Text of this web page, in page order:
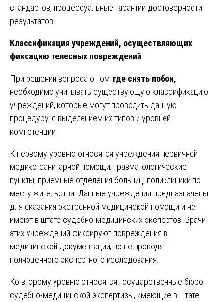
стандартов, процессуальные гарантии достоверности
результатов.
Классификация учреждений, осуществляющих
фиксацию телесных повреждений
При решении вопроса о том, где снять побои,
необходимо учитывать существующую классификацию
учреждений, которые могут проводить данную
процедуру, с выделением их типов и уровней
компетенции.
К первому уровню относятся учреждения первичной
медико-санитарной помощи: травматологические
пункты, приемные отделения больниц, поликлиники по
месту жительства. Данные учреждения предназначены
для оказания экстренной медицинской помощи и не
имеют в штате судебно-медицинских экспертов. Врачи
этих учреждений фиксируют повреждения в
медицинской документации, но не проводят
полноценного экспертного исследования.
Ко второму уровню относятся государственные бюро
судебно-медицинской экспертизы, имеющие в штате